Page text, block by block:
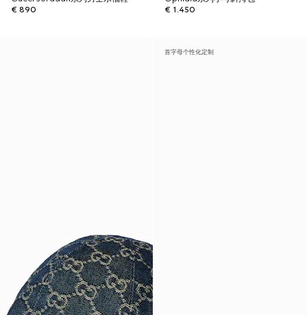
€ 890
€ 1.450
首字母个性化定制